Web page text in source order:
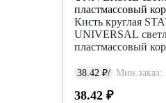
Кисть круглая
UNIVERSAL
пластмассовый
38.42 ₽/ Мин.заказ:
38.42 ₽